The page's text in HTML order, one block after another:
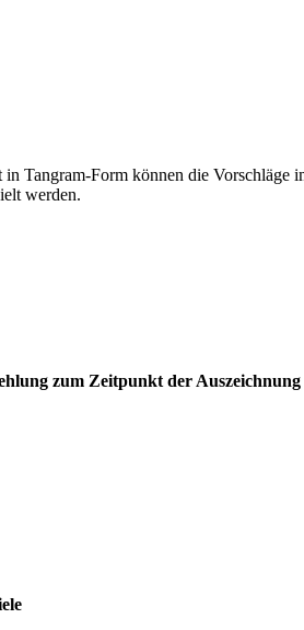
Tangram-Form können die Vorschläge
werden.
zum Zeitpunkt der Auszeichnung